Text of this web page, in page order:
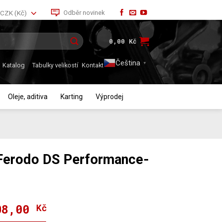
CZK (Kč) Odběr novinek
0,00 Kč
Katalog Tabulky velikostí Kontakt Čeština‎ ▼
Oleje, aditiva Karting Výprodej
DS Performance-
Kč